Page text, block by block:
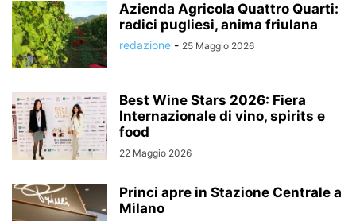
Azienda Agricola Quattro Quarti:
radici pugliesi, anima friulana
redazione - 25 Maggio 2026
Best Wine Stars 2026: Fiera
Internazionale di vino, spirits e
food
22 Maggio 2026
Princi apre in Stazione Centrale a
Milano